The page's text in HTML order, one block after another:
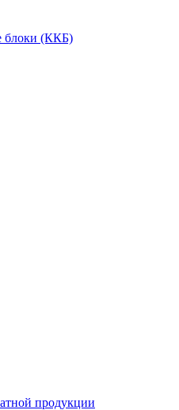
блоки (ККБ)
продукции